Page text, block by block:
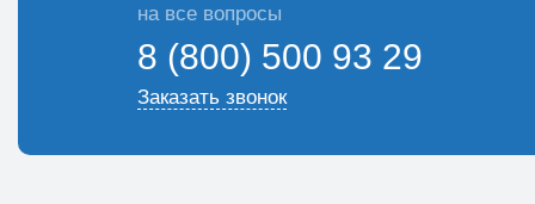
на все вопросы
8 (800) 500 93 29
Заказать звонок